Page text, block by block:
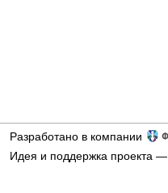
Разработано в компании
Идея и поддержка проекта —